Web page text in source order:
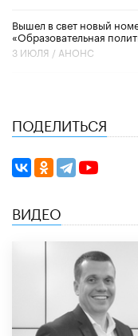
Вышел в свет новый
«Образовательная
3 ИЮЛЯ / АНОНС
ПОДЕЛИТЬСЯ
ВИДЕО